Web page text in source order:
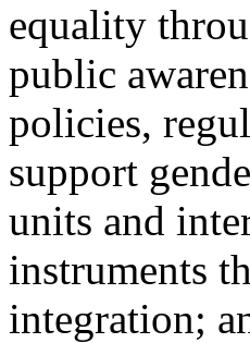
equality
public
policies,
support
units and
instruments
integration;